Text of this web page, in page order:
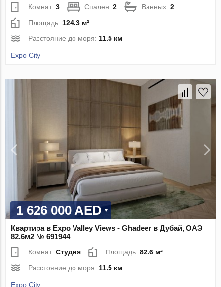
Комнат:3 Спален:2 Ванных:2
Площадь: 124.3 м²
Расстояние до моря: 11.5 км
Expo City
1 626 000 AED
Квартира в Expo Valley Views - Ghadeer в Дубай, ОАЭ
82.6м2 № 691944
Комнат:Студия Площадь:82.6 м²
Расстояние до моря:11.5 км
Expo City